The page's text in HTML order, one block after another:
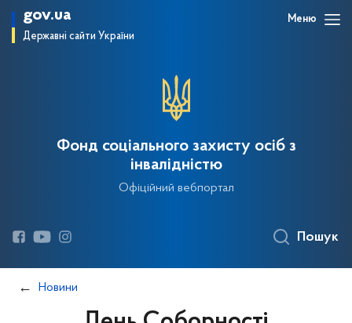
gov.ua
Державні сайти України
Меню
Фонд соціального захисту осіб з
інвалідністю
Офіційний вебпортал
Пошук
Новини